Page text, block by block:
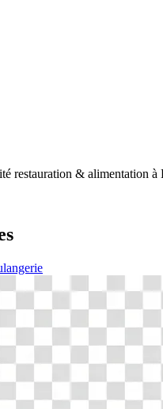
restauration & alimentation à